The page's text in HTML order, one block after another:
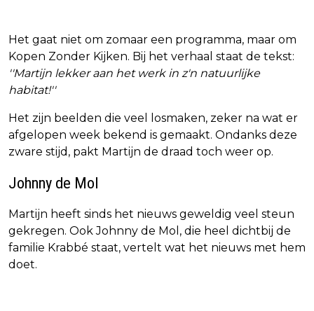
Het gaat niet om zomaar een programma, maar om
Kopen Zonder Kijken. Bij het verhaal staat de tekst:
''Martijn lekker aan het werk in z'n natuurlijke
habitat!''
Het zijn beelden die veel losmaken, zeker na wat er
afgelopen week bekend is gemaakt. Ondanks deze
zware stijd, pakt Martijn de draad toch weer op.
Johnny de Mol
Martijn heeft sinds het nieuws geweldig veel steun
gekregen. Ook Johnny de Mol, die heel dichtbij de
familie Krabbé staat, vertelt wat het nieuws met hem
doet.